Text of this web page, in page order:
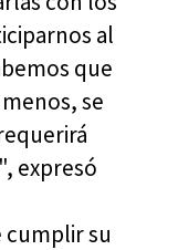
al
que
se
expresó
su